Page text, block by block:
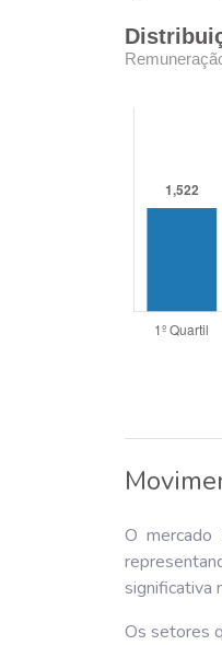
O
significativa
Os setores